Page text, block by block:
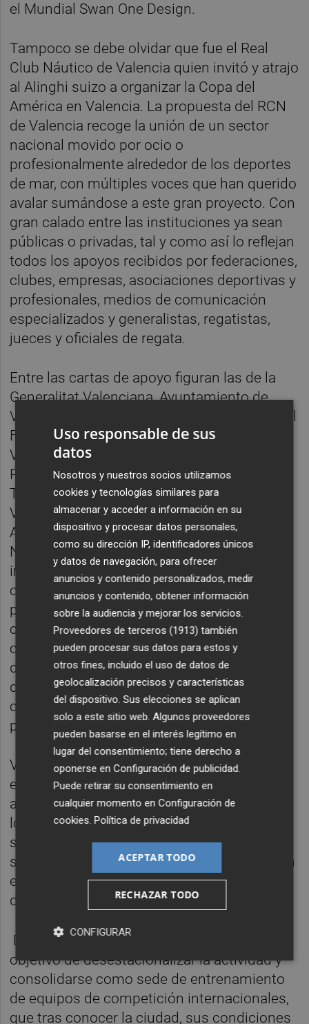
el Mundial Swan One Design.
Tampoco se debe olvidar que fue el Real
Club Náutico de Valencia quien invitó y atrajo
al Alinghi suizo a organizar la Copa del
América en Valencia. La propuesta del RCN
de Valencia recoge la unión de un sector
nacional movido por ocio o
profesionalmente alrededor de los deportes
de mar, con múltiples voces que han querido
avalar sumándose a este gran proyecto. Con
gran calado entre las instituciones ya sean
públicas o privadas, tal y como así lo reflejan
todos los apoyos recibidos por federaciones,
clubes, empresas, asociaciones deportivas y
profesionales, medios de comunicación
especializados y generalistas, regatistas,
jueces y oficiales de regata.
Entre las cartas de apoyo figuran las de la
Generalitat Valenciana, Ayuntamiento de
Valencia, Consejo Superior de Deportes, Real
Federación Española de Vela, Federación de
Vela de la Comunitat Valenciana, Autoridad
Portuaria de Valencia, Armada Española,
Televisión Española, Radio Televisión
Valenciana (À Punt), Fundación Trinidad
Alfonso, Asociación Española de Clubes
Náuticos y múltiples clubes a título
individual, grandes deportistas tanto
olímpicos como mundialistas y muchos
profesionales de reconocido prestigio, que
conociendo internacionalmente el sector,
con sus comentarios y descripciones ponen
de manifiesto los grandes valores
diferenciales de la candidatura de Valencia
con respecto a las otras ciudades que
postulan para acoger la cita de 2026-2027.
Valencia sale como única candidatura
española con los apoyos globales del sector
al que representa. Será un evento en el que
los países se jugarán algo más que un
simple título mundialista, sino que además
será la regata en la que los países obtendrán
el billete para estar en los Juegos Olímpicos
de Los Ángeles 2028.
El Club se embarca en este proyecto con el
objetivo de desestacionalizar la actividad y
consolidarse como sede de entrenamiento
de equipos de competición internacionales,
que tras conocer la ciudad, sus condiciones
Uso responsable de sus
datos
Nosotros y nuestros socios utilizamos
cookies y tecnologías similares para
almacenar y acceder a información en su
dispositivo y procesar datos personales,
como su dirección IP, identificadores únicos
y datos de navegación, para ofrecer
anuncios y contenido personalizados, medir
anuncios y contenido, obtener información
sobre la audiencia y mejorar los servicios.
Proveedores de terceros (1913) también
pueden procesar sus datos para estos y
otros fines, incluido el uso de datos de
geolocalización precisos y características
del dispositivo. Sus elecciones se aplican
solo a este sitio web. Algunos proveedores
pueden basarse en el interés legítimo en
lugar del consentimiento; tiene derecho a
oponerse enConfiguración de publicidad.
Puede retirar su consentimiento en
cualquier momento enConfiguración de
cookies.Política de privacidad
ACEPTAR TODO
RECHAZAR TODO
CONFIGURAR